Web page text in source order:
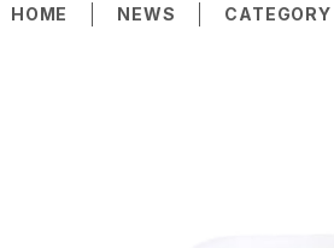
HOME NEWS CATEGORY